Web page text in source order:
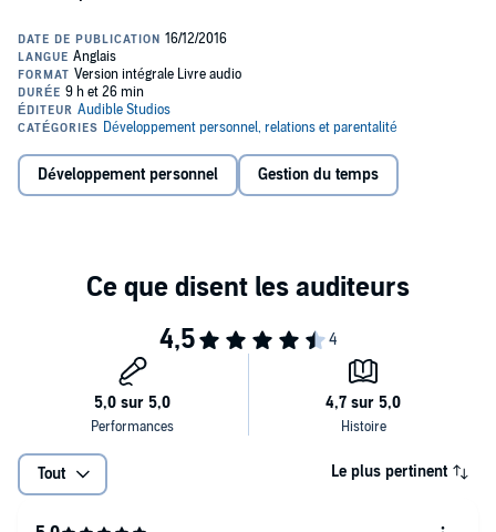
and stealth and camouflage, you will get your inbox down to zero,
work smarter, not harder. Written by one of the UK's foremost
productivity experts,
How to be a Productivity Ninja
accessible and practical guide to staying cool, calm and collected,
getting more done and learning to love your work again.
Développement personnel Gestion du temps
Tout Le plus pertinent